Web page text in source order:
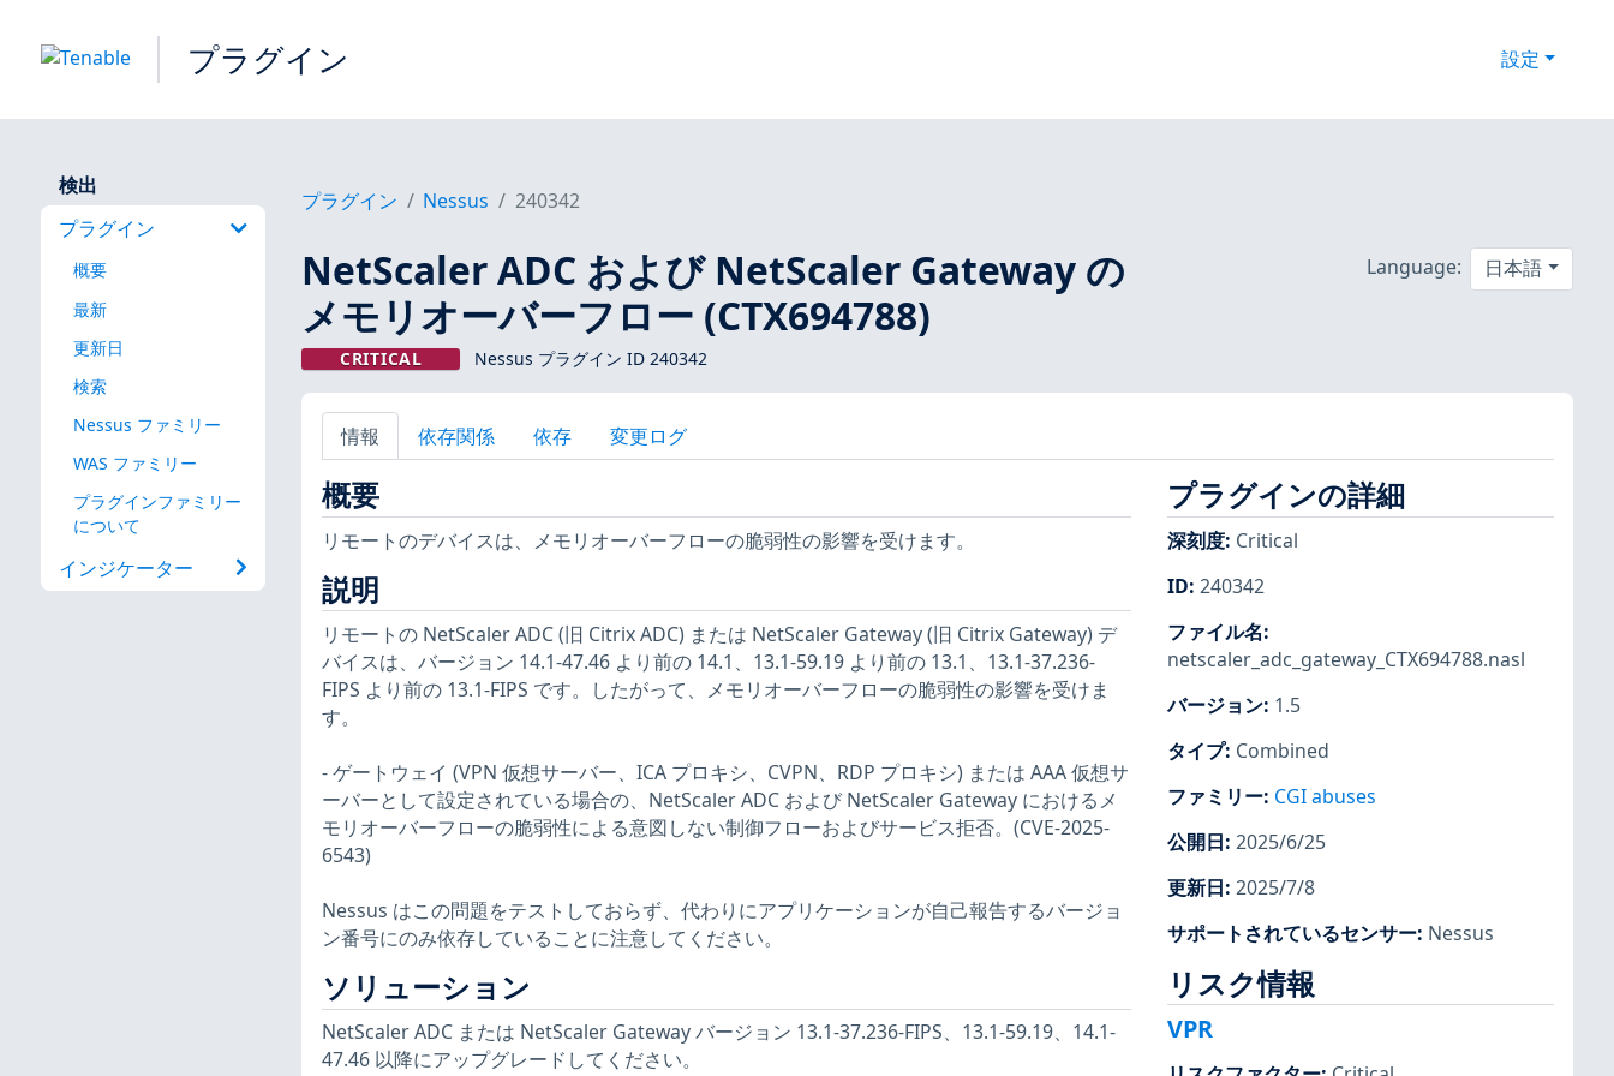
プラグイン 設定
検出
プラグイン
概要
最新
更新日
検索
Nessus ファミリー
WAS ファミリー
プラグインファミリー
について
インジケーター
プラグイン Nessus 240342
NetScaler ADC および NetScaler Gateway の
メモリオーバーフロー (CTX694788)
CRITICAL Nessus プラグイン ID 240342
Language: 日本語
情報 依存関係 依存 変更ログ
概要
リモートのデバイスは、メモリオーバーフローの脆弱性の影響を受けます。
説明
リモートの NetScaler ADC (旧 Citrix ADC) または NetScaler Gateway (旧 Citrix Gateway) デ
バイスは、バージョン 14.1-47.46 より前の 14.1、13.1-59.19 より前の 13.1、13.1-37.236-
FIPS より前の 13.1-FIPS です。したがって、メモリオーバーフローの脆弱性の影響を受けま
す。
- ゲートウェイ (VPN 仮想サーバー、ICA プロキシ、CVPN、RDP プロキシ) または AAA 仮想サ
ーバーとして設定されている場合の、NetScaler ADC および NetScaler Gateway におけるメ
モリオーバーフローの脆弱性による意図しない制御フローおよびサービス拒否。(CVE-2025-
6543)
Nessus はこの問題をテストしておらず、代わりにアプリケーションが自己報告するバージョ
ン番号にのみ依存していることに注意してください。
ソリューション
NetScaler ADC または NetScaler Gateway バージョン 13.1-37.236-FIPS、13.1-59.19、14.1-
47.46 以降にアップグレードしてください。
プラグインの詳細
深刻度: Critical
ID: 240342
ファイル名:
netscaler_adc_gateway_CTX694788.nasl
バージョン: 1.5
タイプ: Combined
ファミリー: CGI abuses
公開日: 2025/6/25
更新日: 2025/7/8
サポートされているセンサー: Nessus
リスク情報
VPR